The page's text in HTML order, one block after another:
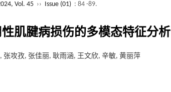
Vol. 45 ›› Issue (01) : 84 -89.
肌腱病损伤的多模态特征分析
张攻孜, 张佳丽, 耿雨涵, 王文欣, 辛敏, 黄丽萍